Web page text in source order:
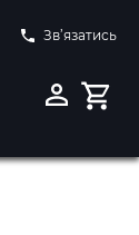
Зв’язатись